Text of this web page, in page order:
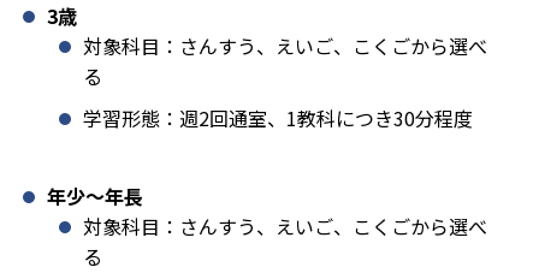
3歳
対象科目：さんすう、えいご、こくごから選べ
る
学習形態：週2回通室、1教科につき30分程度
年少〜年長
対象科目：さんすう、えいご、こくごから選べ
る